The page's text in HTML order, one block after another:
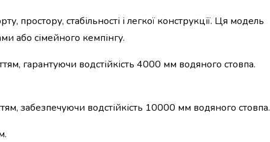
простору, стабільності і легкої конструкції. Ця модель
або сімейного кемпінгу.
гарантуючи водстійкість 4000 мм водяного стовпа.
забезпечуючи водстійкість 10000 мм водяного стовпа.